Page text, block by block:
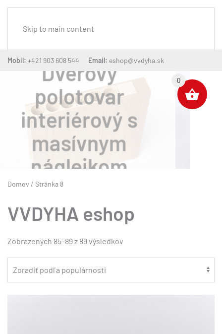
Skip to main content
Mobil: +421 903 608 544 Email: eshop@vvdyha.sk
Dverový
polotovar
interiérový
voštinový
Domov / Stránka 8
VVDYHA eshop
Zobrazených 85–89 z 89 výsledkov
popularity
0